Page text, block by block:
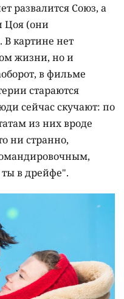
развалится Союз, а
Цоя (они
картине нет
жизни, но и
в фильме
стараются
сейчас скучают: по
из них вроде
ни странно,
в дрейфе".